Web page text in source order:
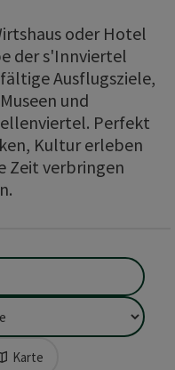
oder Hotel
der s'Innviertel
Ausflugsziele,
und
Perfekt
Kultur erleben
Zeit verbringen
Karte